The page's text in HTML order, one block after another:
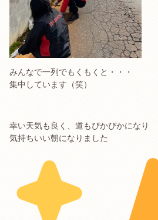
みんなで一列でもくもくと・・・
集中しています（笑）
幸い天気も良く、道もぴかぴかになり
気持ちいい朝になりました